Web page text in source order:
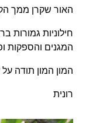
האור שקרן ממך
חילוניות גמורות
המגנים והספקות
המון המון תודה
רונית